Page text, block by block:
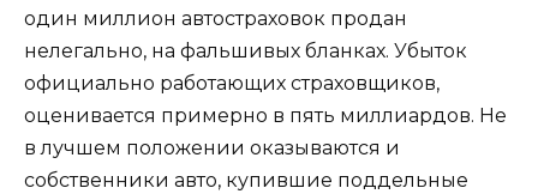
один миллион автостраховок продан
нелегально, на фальшивых бланках. Убыток
официально работающих страховщиков,
оценивается примерно в пять миллиардов. Не
в лучшем положении оказываются и
собственники авто, купившие поддельные